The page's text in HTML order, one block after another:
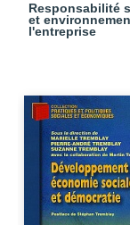
Responsabilité
et
l'entreprise